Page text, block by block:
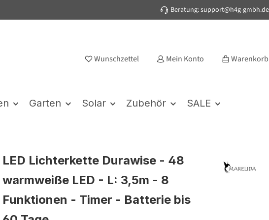
Beratung: support@h4g-gmbh.de
Wunschzettel Mein Konto Warenkorb
Garten Solar Zubehör SALE
LED Lichterkette Durawise - 48
warmweiße LED - L: 3,5m - 8
Funktionen - Timer - Batterie bis